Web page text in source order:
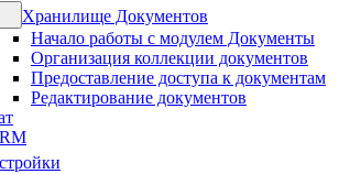
Хранилище Документов
Начало работы с модулем Документы
Организация коллекции документов
Предоставление доступа к документам
Редактирование документов